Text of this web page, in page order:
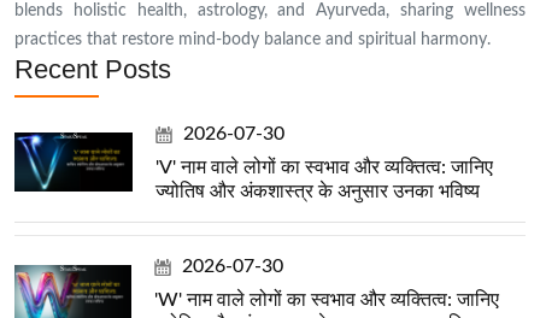
blends holistic health, astrology, and Ayurveda, sharing wellness
practices that restore mind-body balance and spiritual harmony.
Recent Posts
2026-07-30
'V' नाम वाले लोगों का स्वभाव और व्यक्तित्व: जानिए
ज्योतिष और अंकशास्त्र के अनुसार उनका भविष्य
2026-07-30
'W' नाम वाले लोगों का स्वभाव और व्यक्तित्व: जानिए